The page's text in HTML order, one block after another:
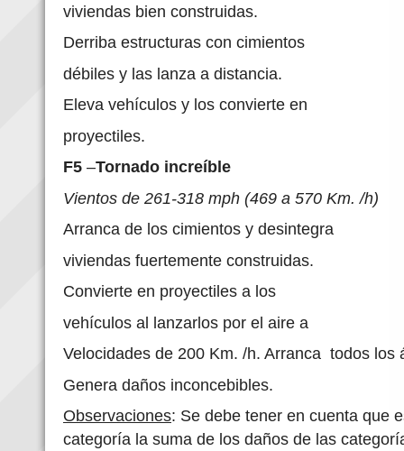
viviendas bien construidas.
Derriba estructuras con cimientos
débiles y las lanza a distancia.
Eleva vehículos y los convierte en
proyectiles.
F5 –Tornado increíble
Vientos de 261-318 mph (469 a 570 Km. /h)
Arranca de los cimientos y desintegra
viviendas fuertemente construidas.
Convierte en proyectiles a los
vehículos al lanzarlos por el aire a
Velocidades de 200 Km. /h. Arranca todos los
Genera daños inconcebibles.
Observaciones: Se debe tener en cuenta que
categoría la suma de los daños de las